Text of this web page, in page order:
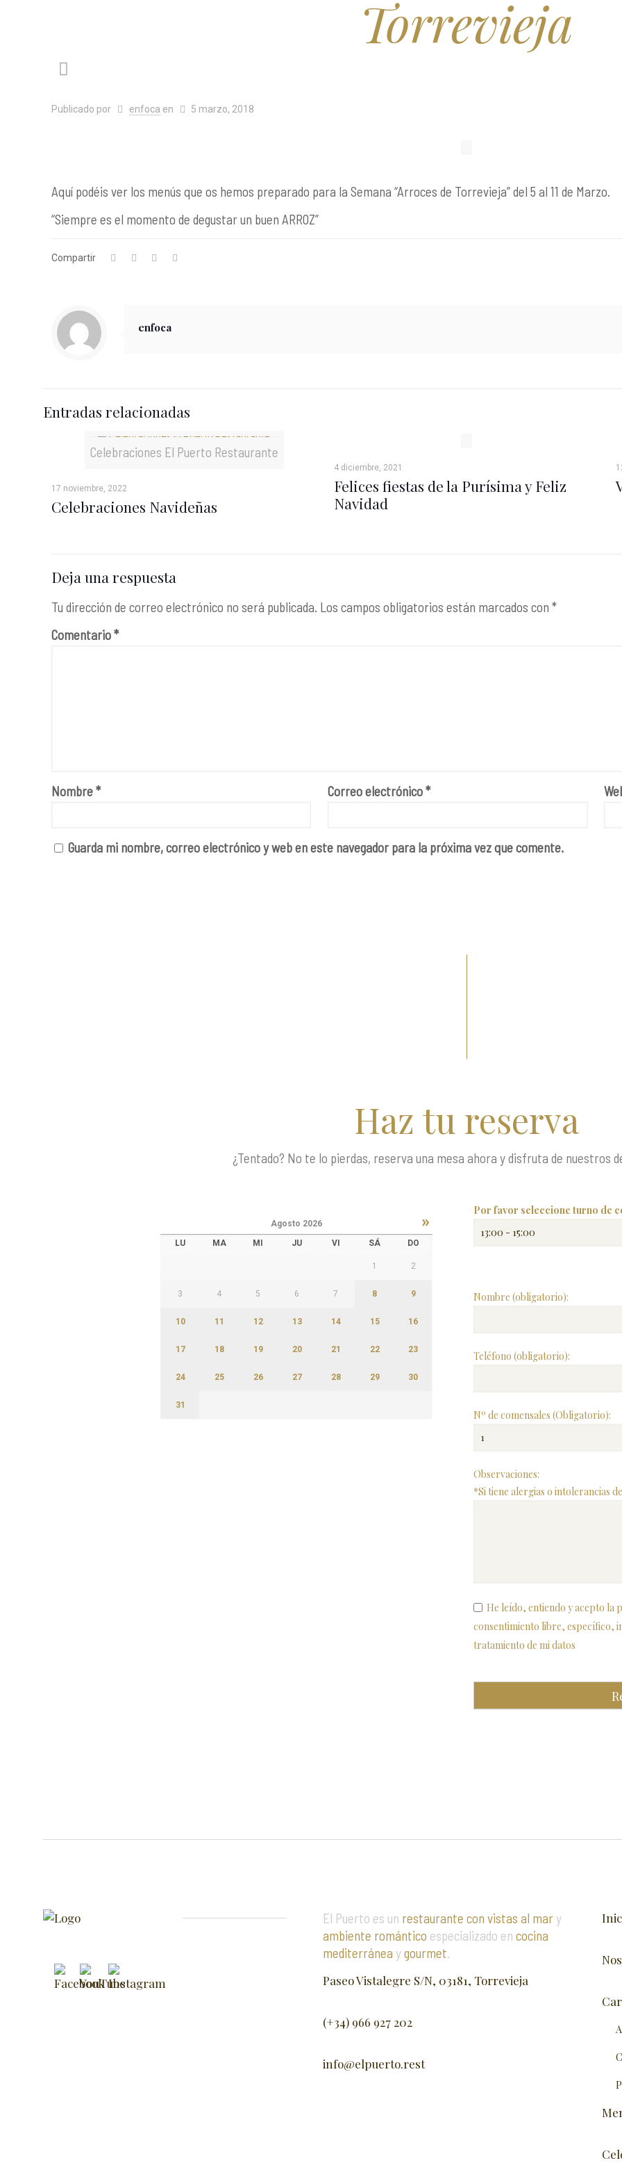
Torrevieja
Publicado por enfoca en 5 marzo, 2018
Aquí podéis ver los menús que os hemos preparado para la Semana “Arroces de Torrevieja” del 5 al 11 de Marzo.
“Siempre es el momento de degustar un buen ARROZ”
Compartir
enfoca
Entradas relacionadas
Celebraciones El Puerto Restaurante
17 noviembre, 2022
Celebraciones Navideñas
4 diciembre, 2021
Felices fiestas de la Purísima y Feliz
Navidad
Deja una respuesta
Tu dirección de correo electrónico no será publicada. Los campos obligatorios están marcados con*
Comentario*
Nombre* Correo electrónico*
Guarda mi nombre, correo electrónico y web en este navegador para la próxima vez que comente.
Haz tu reserva
¿Tentado? No te lo pierdas, reserva una mesa ahora y disfruta de nuestros
Por favor seleccione turno de
»
Agosto 2026
LU
MA MI JU VI SÁ DO
1 2
3 4 5 6 7 8 9
10 11 12 13 14 15 16
17 18 19 20 21 22 23
24 25 26 27 28 29 30
31
Nombre (obligatorio):
Teléfono (obligatorio):
Nº de comensales (Obligatorio):
Observaciones:
*Si tiene alergias o intolerancias
He leído, entiendo y acepto la
consentimiento libre, específico,
tratamiento de mi datos
El Puerto es un restaurante con vistas al mary
ambiente romántico especializado en cocina
mediterránea ygourmet.
Paseo Vistalegre S/N, 03181, Torrevieja
(+34) 966 927 202
info@elpuerto.rest